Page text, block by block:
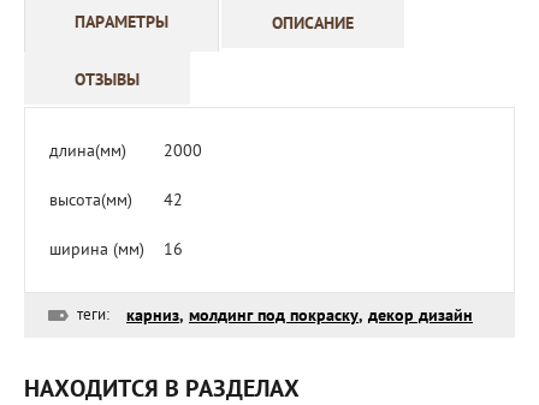
ПАРАМЕТРЫ ОПИСАНИЕ
ОТЗЫВЫ
длина(мм) 2000
высота(мм) 42
ширина (мм) 16
теги: карниз, молдинг под покраску, декор дизайн
НАХОДИТСЯ В РАЗДЕЛАХ